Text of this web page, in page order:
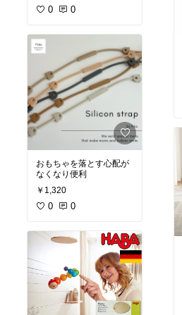
0 0
おもちゃを落とす心配が
なくなり便利
￥1,320
0 0